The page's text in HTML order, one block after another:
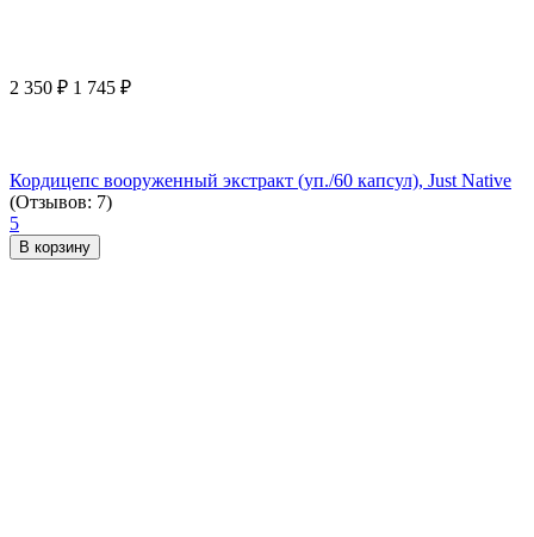
2 350 ₽ 1 745 ₽
Кордицепс вооруженный экстракт (уп./60 капсул), Just Native
(Отзывов: 7)
5
В корзину